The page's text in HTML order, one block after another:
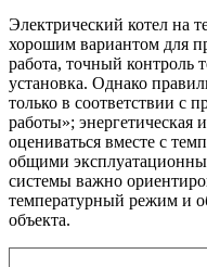
Электрический котел на
хорошим вариантом для
работа, точный контроль
установка. Однако
только в соответствии с
работы»; энергетическая
оцениваться вместе с
общими
системы важно
температурный режим и
объекта.